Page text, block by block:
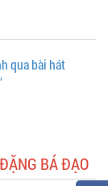
qua bài hát
BÁ ĐẠO